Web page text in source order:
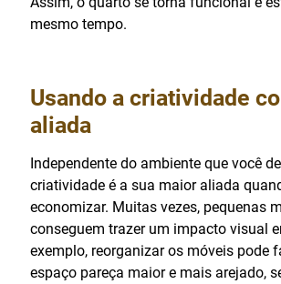
mesmo tempo.
Usando a criatividade
aliada
Independente do ambiente que você
criatividade é a sua maior aliada
economizar. Muitas vezes, pequenas
conseguem trazer um impacto visual
exemplo, reorganizar os móveis pode
espaço pareça maior e mais arejado,